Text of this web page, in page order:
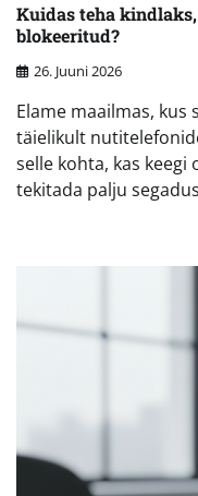
Kuidas teha
blokeeritud?
26. Juuni 2026
Elame maailmas,
täielikult
selle kohta, kas
tekitada palju